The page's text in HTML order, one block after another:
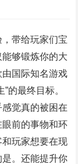
带给玩家们宝
够锻炼你的大
国际知名游戏
的最终目标。
觉真的被困在
前的事物和环
玩家想要在现
。还能提升你